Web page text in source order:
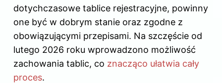
dotychczasowe tablice rejestracyjne, powinny
one być w dobrym stanie oraz zgodne z
obowiązującymi przepisami. Na szczęście od
lutego 2026 roku wprowadzono możliwość
zachowania tablic, co znacząco ułatwia cały
proces.